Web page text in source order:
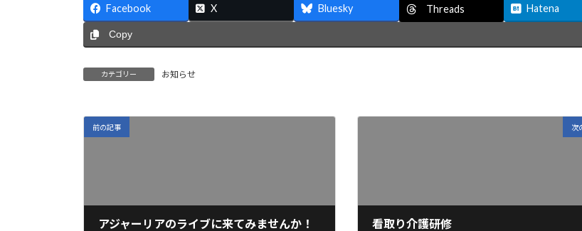
Facebook X Bluesky Threads Hatena
Copy
カテゴリー お知らせ
前の記事
アジャーリアのライブに来てみませんか！
次
看取り介護研修